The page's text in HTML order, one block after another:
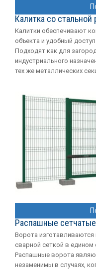
Калитка со стальной
Калитки обеспечивают
объекта и удобный
Подходят как для
индустриального
тех же металлических
Распашные
Ворота изготавливаются
сварной сеткой в едином
Распашные ворота
незаменимы в случаях,